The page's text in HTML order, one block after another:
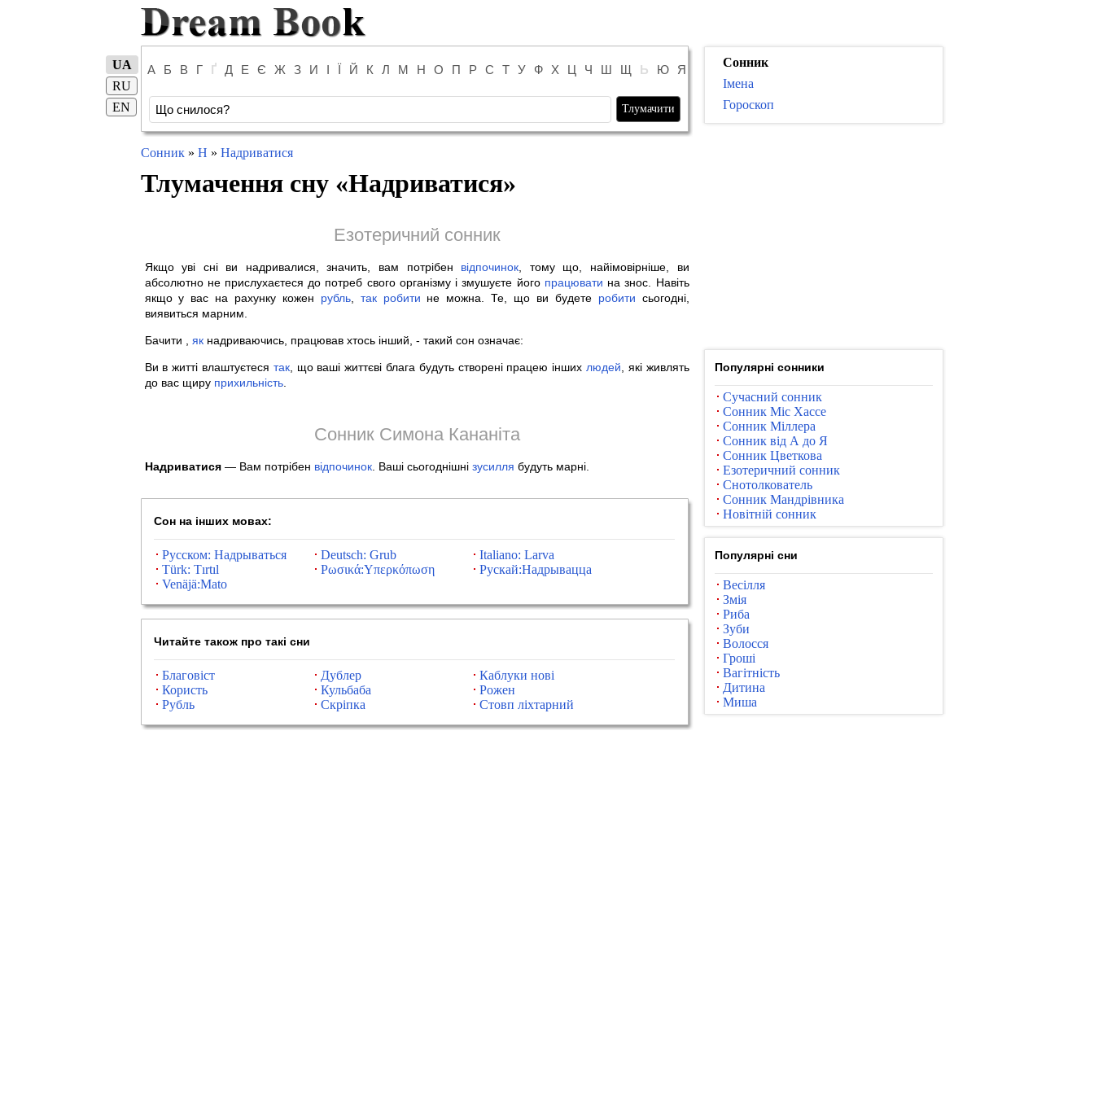
А Б В Г Ґ Д Е Є Ж З И І Ї Й К Л М Н О П Р С Т У Ф Х Ц Ч Ш Щ Ь Ю Я
UA
RU
EN
Сонник» Н » Надриватися
Тлумачення сну «Надриватися»
Езотеричний сонник
Якщо уві сні ви надривалися, значить, вам потрібен відпочинок , тому що, найімовірніше, ви
абсолютно не прислухаєтеся до потреб свого організму і змушуєте його працювати на знос. Навіть
якщо у вас на рахунку кожен рубль, так робити не можна. Те, що ви будете робити сьогодні,
виявиться марним.
Бачити , якнадриваючись, працював хтось інший, - такий сон означає:
Ви в житті влаштуєтеся так, що ваші життєві блага будуть створені працею інших людей , які живлять
до вас щиру прихильність.
Сонник Симона Кананіта
Надриватися— Вам потрібен відпочинок. Ваші сьогоднішні зусилля будуть марні.
Сон на інших мовах:
Русском: Надрываться Deutsch: Grub
Italiano: Larva
Türk: Tırtıl
Ρωσικά:Υπερκόπωση
Рускай:Надрывацца
Venäjä:Mato
Читайте також про такі сни
Благовіст Дублер
Каблуки нові
Користь
Кульбаба
Рожен
Рубль
Скріпка Стовп ліхтарний
Сонник
Імена
Гороскоп
Популярні сонники
Сучасний сонник
Сонник Міс Хассе
Сонник Міллера
Сонник від А до Я
Сонник Цветкова
Езотеричний сонник
Снотолкователь
Сонник Мандрівника
Новітній сонник
Популярні сни
Весілля
Змія
Риба
Зуби
Волосся
Гроші
Вагітність
Дитина
Миша